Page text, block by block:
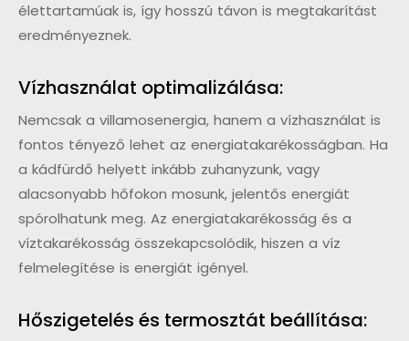
élettartamúak is, így hosszú távon is megtakarítást
eredményeznek.
Vízhasználat optimalizálása:
Nemcsak a villamosenergia, hanem a vízhasználat is
fontos tényező lehet az energiatakarékosságban. Ha
a kádfürdő helyett inkább zuhanyzunk, vagy
alacsonyabb hőfokon mosunk, jelentős energiát
spórolhatunk meg. Az energiatakarékosság és a
víztakarékosság összekapcsolódik, hiszen a víz
felmelegítése is energiát igényel.
Hőszigetelés és termosztát beállítása: